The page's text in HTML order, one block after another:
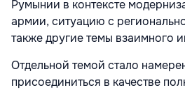
Румынии в контексте
армии, ситуацию с
также другие темы взаимного
Отдельной темой стало
присоединиться в качестве